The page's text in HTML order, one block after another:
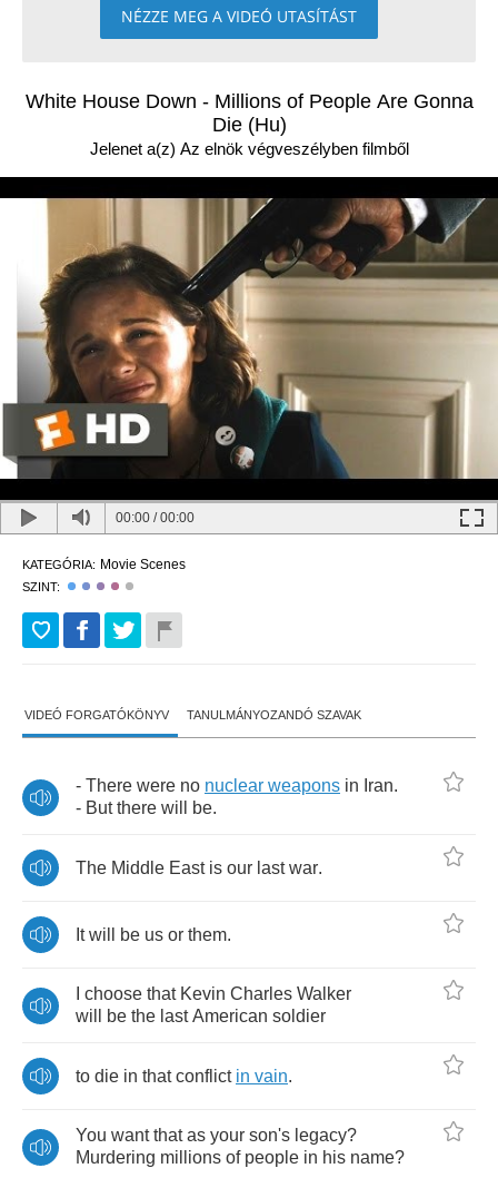
NÉZZE MEG A VIDEÓ UTASÍTÁST
White House Down - Millions of People Are Gonna
Die (Hu)
Jelenet a(z) Az elnök végveszélyben filmből
00:00 /00:00
KATEGÓRIA: Movie Scenes
SZINT:
VIDEÓ FORGATÓKÖNYV TANULMÁNYOZANDÓ SZAVAK
- There were no nuclear weapons in Iran.
- But there will be.
The Middle East is our last war.
It will be us or them.
choose that Kevin Charles Walker
will
be the last American soldier
to die in that conflict in vain.
You want that as your son's legacy?
Murdering millions of people in his name?